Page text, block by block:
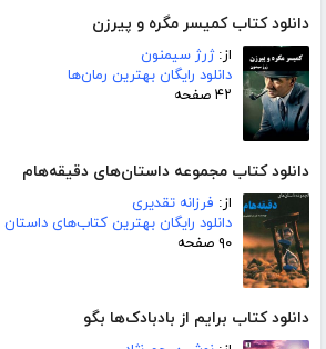
دانلود کتاب کمیسر مگره و پیرزن
از:ژرژ سیمنون
دانلود رایگان بهترین رمان‌ها
۴۲ صفحه
دانلود کتاب مجموعه داستان‌های دقیقه‌هام
از: فرزانه تقدیری
دانلود رایگان بهترین کتاب‌های داستان
۹۰ صفحه
دانلود کتاب برایم از بادبادک‌ها بگو